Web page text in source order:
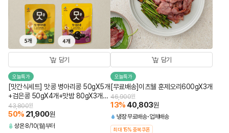
담기
오늘특가
[맛간식세트] 맛콩 병아리콩 50gX5개
+검은콩 50gX4개+맛밤 80gX3개
+맛군밤 60gX3개 (총 15개)
43,800원
50% 21,900원
상온 8/10(월)부터
담기
오늘특가
[무료배송]이츠웰 훈제오리600gX3개
46,900원
13% 40,803원
냉장무료배송 업체배송
최대 15% 중복쿠폰